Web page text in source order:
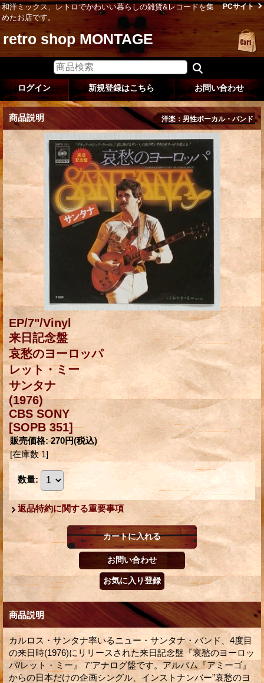
和洋ミックス、レトロでかわいい暮らしの雑貨&レコードを集
めたお店です。
PCサイト
retro shop MONTAGE
ログイン 新規登録はこちら お問い合わせ
商品説明 洋楽：男性ボーカル・バンド
EP/7"/Vinyl
来日記念盤
哀愁のヨーロッパ
レット・ミー
サンタナ
(1976)
CBS SONY
[SOPB 351]
販売価格: 270円(税込)
[在庫数 1]
数量:
返品特約に関する重要事項
商品説明
カルロス・サンタナ率いるニュー・サンタナ・バンド、4度目
の来日時(1976)にリリースされた来日記念盤『哀愁のヨーロッ
パ/レット・ミー』 7"アナログ盤です。アルバム『アミーゴ』
からの日本だけの企画シングル、インストナンバー”哀愁のヨ